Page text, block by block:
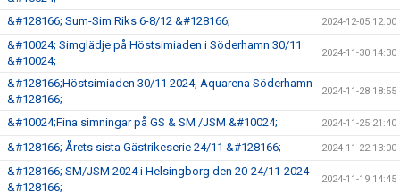
&#128166; Sum-Sim Riks 6-8/12 &#128166; 2024-12-05 12:00
&#10024; Simglädje på Höstsimiaden i Söderhamn 30/11
&#10024;
2024-11-30 14:30
&#128166;Höstsimiaden 30/11 2024, Aquarena Söderhamn
&#128166;
2024-11-28 18:55
&#10024;Fina simningar på GS & SM /JSM &#10024; 2024-11-25 21:40
&#128166; Årets sista Gästrikeserie 24/11 &#128166; 2024-11-22 13:00
&#128166; SM/JSM 2024 i Helsingborg den 20-24/11-2024
&#128166;
2024-11-19 14:45